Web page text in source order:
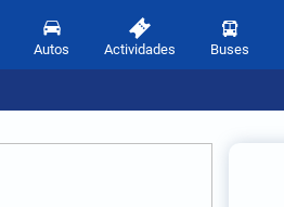
Autos Actividades Buses